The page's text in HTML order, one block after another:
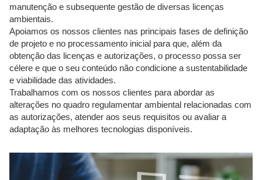
manutenção e subsequente gestão de diversas licenças
ambientais.
Apoiamos os nossos clientes nas principais fases de definição
de projeto e no processamento inicial para que, além da
obtenção das licenças e autorizações, o processo possa ser
célere e que o seu conteúdo não condicione a sustentabilidade
e viabilidade das atividades.
Trabalhamos com os nossos clientes para abordar as
alterações no quadro regulamentar ambiental relacionadas com
as autorizações, atender aos seus requisitos ou avaliar a
adaptação às melhores tecnologias disponíveis.